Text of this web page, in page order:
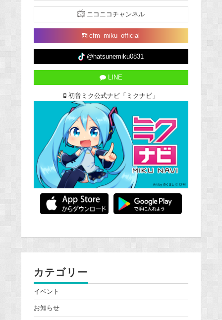
ニコニコチャンネル
cfm_miku_official
@hatsunemiku0831
LINE
初音ミク公式ナビ「ミクナビ」
カテゴリー
イベント
お知らせ